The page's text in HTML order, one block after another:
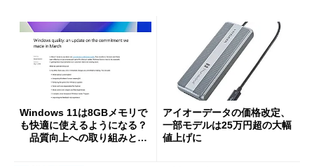
Windows 11は8GBメモリで
も快適に使えるようになる？
品質向上への取り組みと
アイオーデータの価格改定、
一部モデルは25万円超の大幅
値上げに